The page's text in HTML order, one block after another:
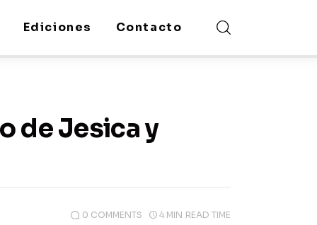
Ediciones Contacto
de Jesica y
0 COMMENTS 4 MIN READ TIME